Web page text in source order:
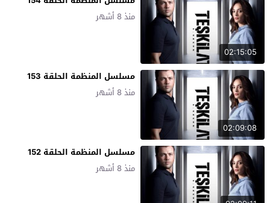
02:15:05
منذ 8 أشهر
02:09:08
مسلسل المنظمة الحلقة 153
منذ 8 أشهر
مسلسل المنظمة الحلقة 152
منذ 8 أشهر